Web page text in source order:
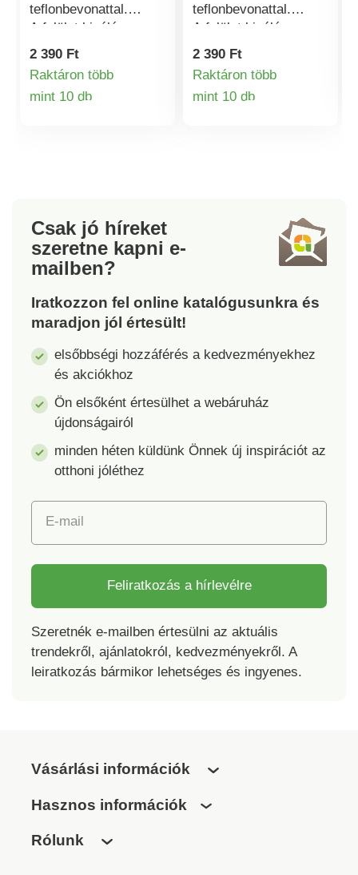
teflonbevonattal.
A felület kiváló
tapadásgátló
és ellenáll
a karcolásoknak.
2 390 Ft
Raktáron több
mint 10 dbTermékinformációk
teflonbevonattal.
A felület kiváló
tapadásgátló
és ellenáll
a karcolásoknak.
2 390 Ft
Raktáron több
mint 10 db
Csak jó híreket
szeretne kapni e-
mailben?
Iratkozzon fel online katalógusunkra és
maradjon jól értesült!
elsőbbségi hozzáférés a kedvezményekhez
és akciókhoz
Ön elsőként értesülhet a webáruház
újdonságairól
minden héten küldünk Önnek új inspirációt az
otthoni jóléthez
E-mail
Feliratkozás a hírlevélre
Szeretnék e-mailben értesülni az aktuális
trendekről, ajánlatokról, kedvezményekről. A
leiratkozás bármikor lehetséges és ingyenes.
Vásárlási információk
Hasznos információk
Rólunk